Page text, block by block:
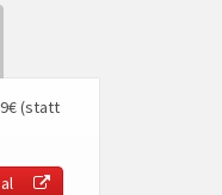
(statt